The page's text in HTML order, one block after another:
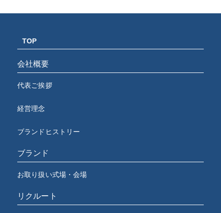
TOP
会社概要
代表ご挨拶
経営理念
ブランドヒストリー
ブランド
お取り扱い式場・会場
リクルート